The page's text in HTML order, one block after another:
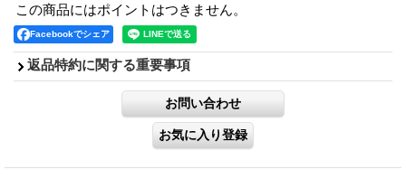
この商品にはポイントはつきません。
Facebookでシェア
返品特約に関する重要事項